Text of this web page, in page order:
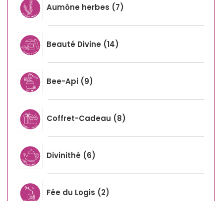
Aumône herbes 7
Beauté Divine 14
Bee-Api 9
Coffret-Cadeau 8
Divinithé 6
Fée du Logis 2